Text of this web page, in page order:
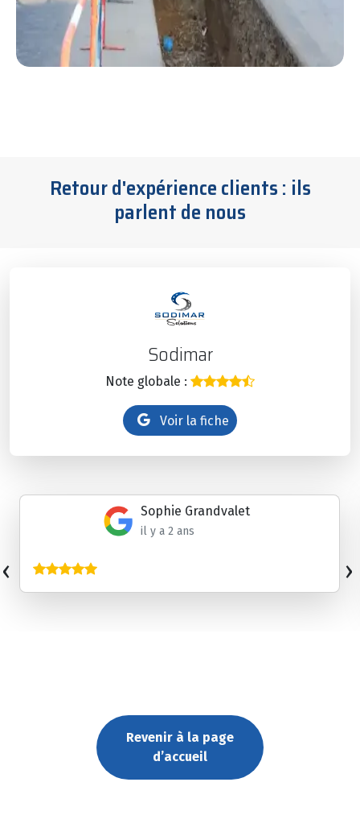
Retour d'expérience clients : ils
parlent de nous
Sodimar
Note globale :
Voir la fiche
Sophie Grandvalet
il y a 2 ans
‹ ›
Revenir à la page
d’accueil